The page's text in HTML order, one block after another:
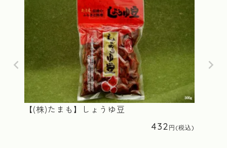
【(株)たまも】しょうゆ豆
432